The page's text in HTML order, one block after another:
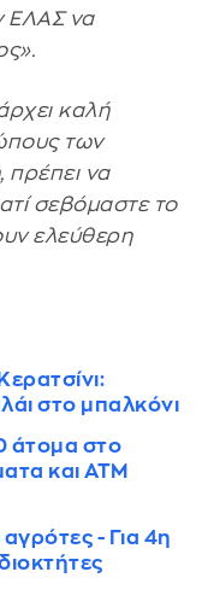
ΕΛΑΣ να
καλή
των
πρέπει να
σεβόμαστε το
ελεύθερη
στο μπαλκόνι
άτομα στο
και ΑΤΜ
- Για 4η